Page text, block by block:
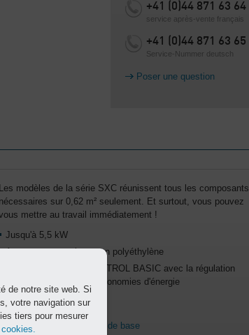
+41 (0)44 871 63 64
service après-vente français
+41 (0)44 871 63 65
Service-Nummer deutsch
Poser une question
Les modèles de la série SXC réunissent tous les composants
nécessaires sur 0,62 m² seulement. Et surtout, vous pouvez
mettre au travail immédiatement !
Jusqu'à 5,5 kW
Avec un capot robuste en polyéthylène
Commande SIGMA CONTROL BASIC avec la régulation
marche-arrêt pour des économies d'énergie
rapide
Stations d'air comprimé de base
de notre site web. Si
votre navigation sur
tiers pour mesurer